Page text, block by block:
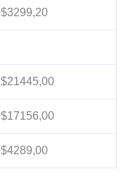
$3299,20
$21445,00
$17156,00
$4289,00